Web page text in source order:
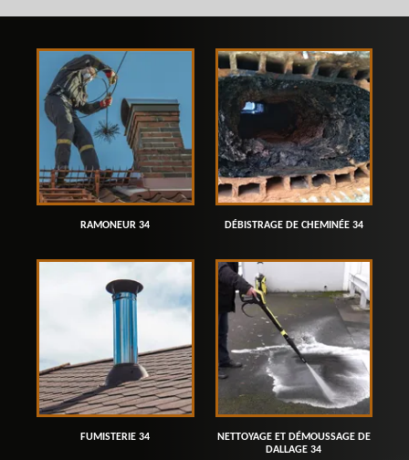
RAMONEUR 34 DÉBISTRAGE DE CHEMINÉE 34
FUMISTERIE 34
NETTOYAGE ET DÉMOUSSAGE DE
DALLAGE 34